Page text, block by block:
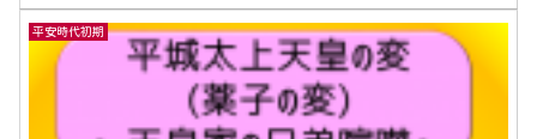
平安時代初期